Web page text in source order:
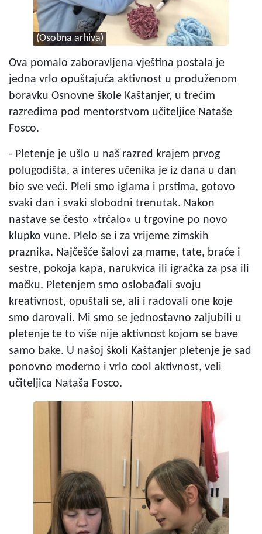
(Osobna arhiva)
Ova pomalo zaboravljena vještina postala je
jedna vrlo opuštajuća aktivnost u produženom
boravku Osnovne škole Kaštanjer, u trećim
razredima pod mentorstvom učiteljice Nataše
Fosco.
- Pletenje je ušlo u naš razred krajem prvog
polugodišta, a interes učenika je iz dana u dan
bio sve veći. Pleli smo iglama i prstima, gotovo
svaki dan i svaki slobodni trenutak. Nakon
nastave se često »trčalo« u trgovine po novo
klupko vune. Plelo se i za vrijeme zimskih
praznika. Najčešće šalovi za mame, tate, braće i
sestre, pokoja kapa, narukvica ili igračka za psa ili
mačku. Pletenjem smo oslobađali svoju
kreativnost, opuštali se, ali i radovali one koje
smo darovali. Mi smo se jednostavno zaljubili u
pletenje te to više nije aktivnost kojom se bave
samo bake. U našoj školi Kaštanjer pletenje je sad
ponovno moderno i vrlo cool aktivnost, veli
učiteljica Nataša Fosco.